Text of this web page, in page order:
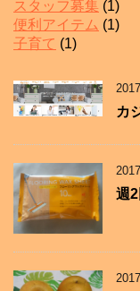
スタッフ募集 (1)
便利アイテム (1)
子育て (1)
カ
週